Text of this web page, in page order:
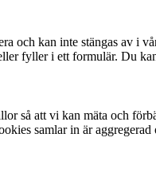
och kan inte stängas av i
fyller i ett formulär. Du
så att vi kan mäta och
samlar in är